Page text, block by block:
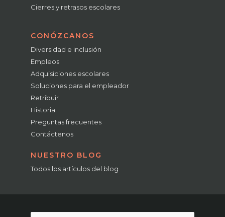
Cierres y retrasos escolares
CONÓZCANOS
Diversidad e inclusión
Empleos
Adquisiciones escolares
Soluciones para el empleador
Retribuir
Historia
Preguntas frecuentes
Contáctenos
NUESTRO BLOG
Todos los artículos del blog